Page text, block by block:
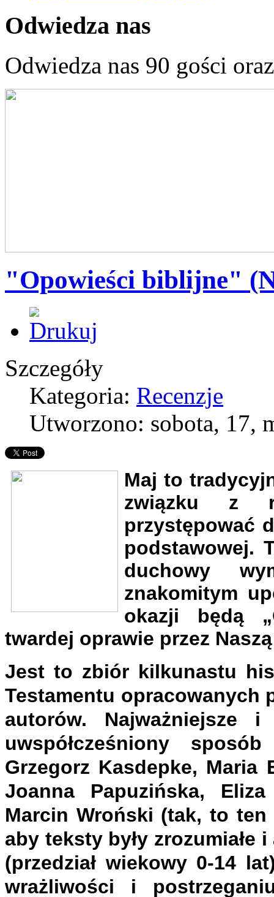
Odwiedza nas
Odwiedza nas 90 gości
"Opowieści biblijne"
Szczegóły
Kategoria: Recenzje
Utworzono: sobota, 17,
Maj to
związku z
przystępować
podstawowej.
duchowy
znakomitym
okazji będą
twardej oprawie przez
Jest to zbiór kilkunastu
Testamentu opracowanych
autorów. Najważniejsze
uwspółcześniony
Grzegorz Kasdepke, Maria
Joanna Papuzińska,
Marcin Wroński (tak, to
aby teksty były zrozumiałe
(przedział wiekowy 0-14
wrażliwości i